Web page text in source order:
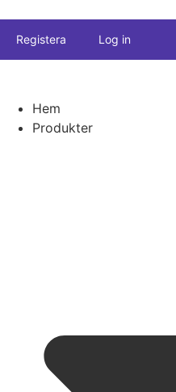
Registera Log in
Hem
Produkter